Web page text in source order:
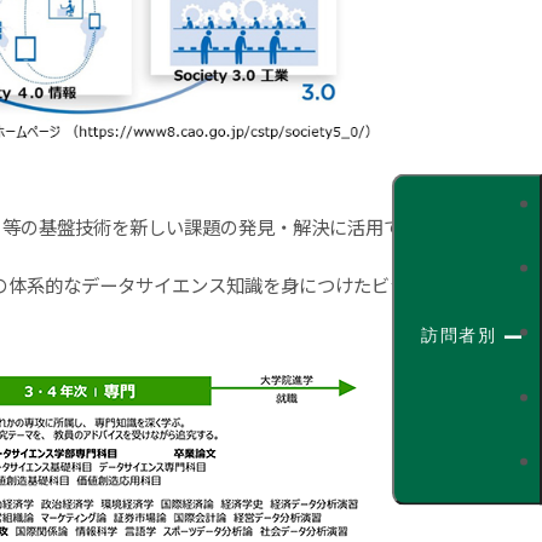
訪問者別
の基盤技術を新しい課題の発見・解決に活用で
系的なデータサイエンス知識を身につけたビジ